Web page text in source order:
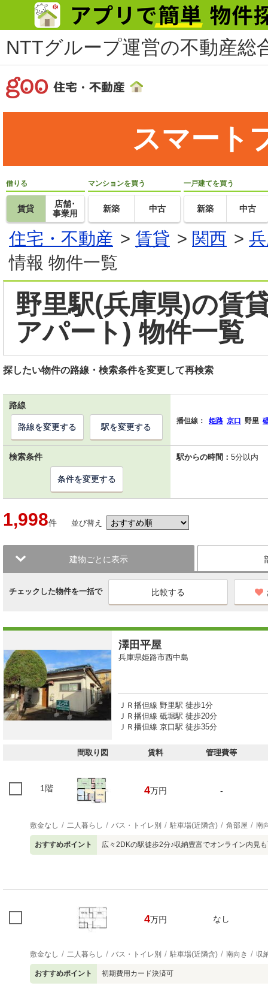
NTTグループ運営の不動産総
スマート
借りる
賃貸
店舗･
事業用
マンションを買う
新築 中古
一戸建てを買う
新築 中古
住宅・不動産 > 賃貸 > 関西 >
情報 物件一覧
野里駅(兵庫県)の賃
アパート) 物件一覧
探したい物件の路線・検索条件を変更して再検索
路線
播但線： 姫路 京口 野里
路線を変更する 駅を変更する
検索条件 駅からの時間： 5分以内
条件を変更する
1,998件 並び替え
建物ごとに表示
チェックした物件を一括で
澤田平屋
兵庫県姫路市西中島
ＪＲ播但線 野里駅 徒歩1分
ＪＲ播但線 砥堀駅 徒歩20分
ＪＲ播但線 京口駅 徒歩35分
間取り図 賃料 管理費等
1階 4万円 -
敷金なし 二人暮らし バス・トイレ別 駐車場(近隣含) 角部屋 南
おすすめポイント 広々2DKの駅徒歩2分♪収納豊富でオンライン内見
4万円 なし
敷金なし 二人暮らし バス・トイレ別 駐車場(近隣含) 南向き 収
おすすめポイント 初期費用カード決済可